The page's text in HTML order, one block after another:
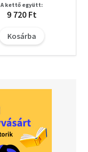
A kettő együtt:
9 720 Ft
Kosárba